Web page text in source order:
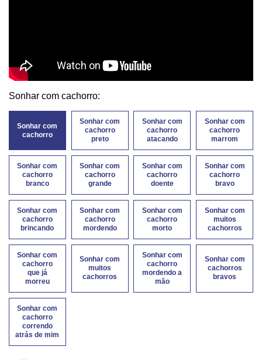
Sonhar com cachorro:
Sonhar com
cachorro
Sonhar com
cachorro
preto
Sonhar com
cachorro
atacando
Sonhar com
cachorro
marrom
Sonhar com
cachorro
branco
Sonhar com
cachorro
grande
Sonhar com
cachorro
doente
Sonhar com
cachorro
bravo
Sonhar com
cachorro
brincando
Sonhar com
cachorro
mordendo
Sonhar com
cachorro
morto
Sonhar com
muitos
cachorros
Sonhar com
cachorro
que já
morreu
Sonhar com
muitos
cachorros
Sonhar com
cachorro
mordendo a
mão
Sonhar com
cachorros
bravos
Sonhar com
cachorro
correndo
atrás de mim